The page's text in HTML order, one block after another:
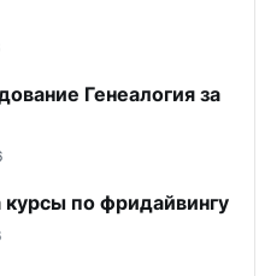
Генеалогия за
курсы по фридайвингу